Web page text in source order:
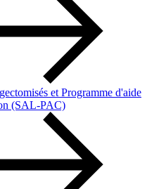
et Programme d'aide
(SAL-PAC)